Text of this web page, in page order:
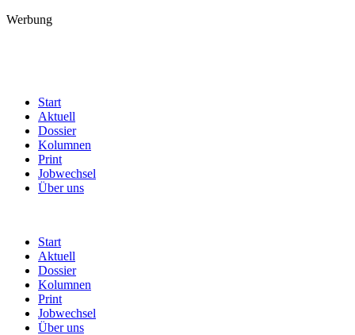
Werbung
Start
Aktuell
Dossier
Kolumnen
Print
Jobwechsel
Über uns
Start
Aktuell
Dossier
Kolumnen
Print
Jobwechsel
Über uns